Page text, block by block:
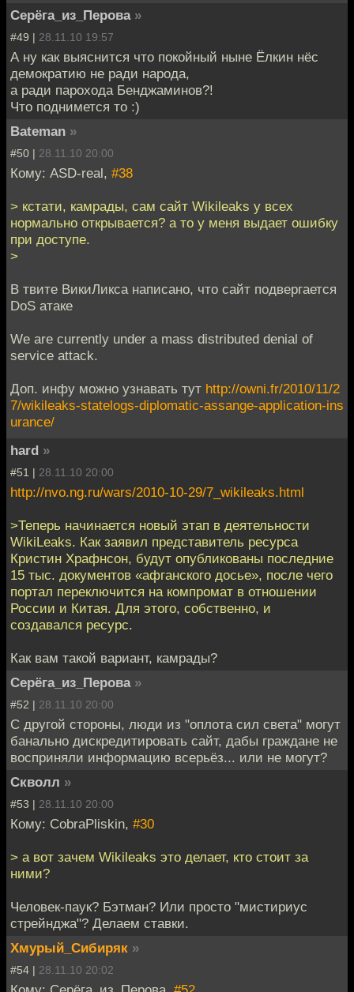
Серёга_из_Перова »
#49 | 28.11.10 19:57
А ну как выяснится что покойный ныне Ёлкин нёс
демократию не ради народа,
а ради парохода Бенджаминов?!
Что поднимется то :)
Bateman »
#50 | 28.11.10 20:00
Кому: ASD-real, #38
> кстати, камрады, сам сайт Wikileaks у всех
нормально открывается? а то у меня выдает ошибку
при доступе.
>
В твите ВикиЛикса написано, что сайт подвергается
DoS атаке
We are currently under a mass distributed denial of
service attack.
Доп. инфу можно узнавать тут http://owni.fr/2010/11/2
7/wikileaks-statelogs-diplomatic-assange-application-ins
urance/
hard »
#51 | 28.11.10 20:00
http://nvo.ng.ru/wars/2010-10-29/7_wikileaks.html
>Теперь начинается новый этап в деятельности
WikiLeaks. Как заявил представитель ресурса
Кристин Храфнсон, будут опубликованы последние
15 тыс. документов «афганского досье», после чего
портал переключится на компромат в отношении
России и Китая. Для этого, собственно, и
создавался ресурс.
Как вам такой вариант, камрады?
Серёга_из_Перова »
#52 | 28.11.10 20:00
С другой стороны, люди из "оплота сил света" могут
банально дискредитировать сайт, дабы граждане не
восприняли информацию всерьёз... или не могут?
Скволл »
#53 | 28.11.10 20:00
Кому: CobraPliskin, #30
> а вот зачем Wikileaks это делает, кто стоит за
ними?
Человек-паук? Бэтман? Или просто "мистириус
стрейнджа"? Делаем ставки.
Хмурый_Сибиряк »
#54 | 28.11.10 20:02